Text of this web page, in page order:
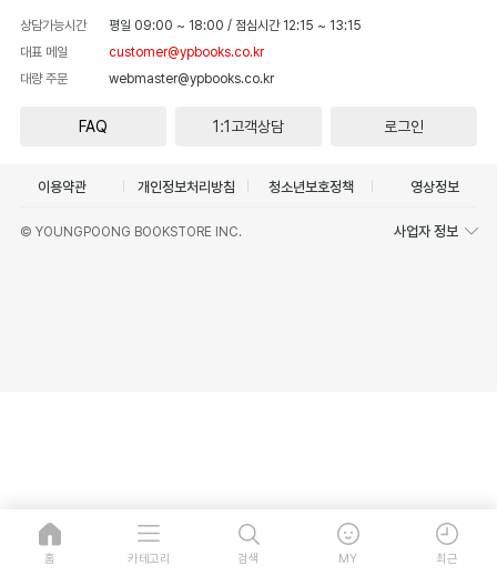
상담가능시간 평일 09:00 ~ 18:00 / 점심시간 12:15 ~ 13:15
대표 메일
customer@ypbooks.co.kr
대량 주문
webmaster@ypbooks.co.kr
FAQ 1:1고객상담 로그인
이용약관 개인정보처리방침 청소년보호정책 영상정보
© YOUNGPOONG BOOKSTORE INC. 사업자 정보
홈 카테고리 검색 MY 최근